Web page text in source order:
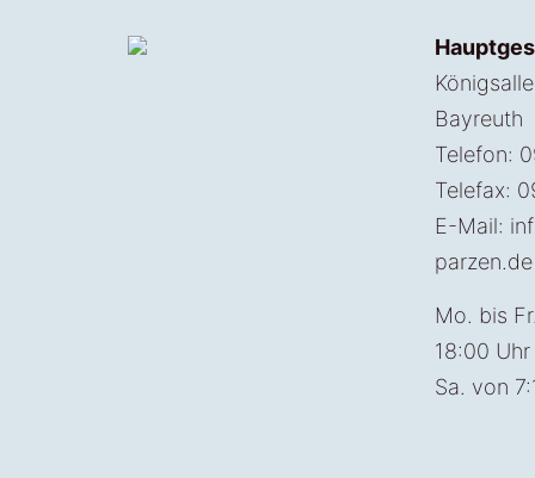
Bayreuth
Telefon:
Telefax:
E-Mail:
parzen.de
Mo. bis
18:00 Uhr
Sa. von